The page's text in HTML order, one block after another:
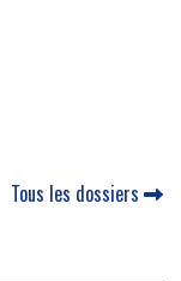
Tous les dossiers